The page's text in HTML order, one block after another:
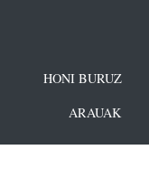
HONI BURUZ
ARAUAK